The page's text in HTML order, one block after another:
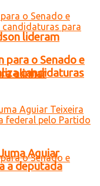
lideram
alinhar
para o Senado e
candidaturas
Aguiar
a deputada